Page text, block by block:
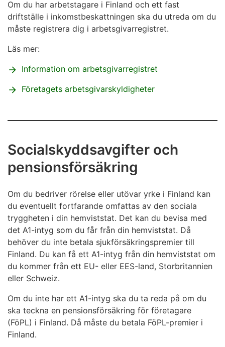
Om du har arbetstagare i Finland och ett fast
driftställe i inkomstbeskattningen ska du utreda om du
måste registrera dig i arbetsgivarregistret.
Läs mer:
Information om arbetsgivarregistret
Företagets arbetsgivarskyldigheter
Socialskyddsavgifter och
pensionsförsäkring
Om du bedriver rörelse eller utövar yrke i Finland kan
du eventuellt fortfarande omfattas av den sociala
tryggheten i din hemviststat. Det kan du bevisa med
det A1-intyg som du får från din hemviststat. Då
behöver du inte betala sjukförsäkringspremier till
Finland. Du kan få ett A1-intyg från din hemviststat om
du kommer från ett EU- eller EES-land, Storbritannien
eller Schweiz.
Om du inte har ett A1-intyg ska du ta reda på om du
ska teckna en pensionsförsäkring för företagare
(FöPL) i Finland. Då måste du betala FöPL-premier i
Finland.